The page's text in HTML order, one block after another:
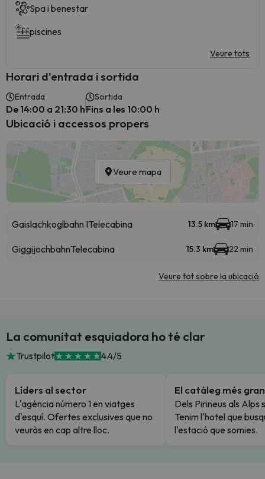
Spa i benestar
piscines
Veure tots
Horari d'entrada i sortida
Entrada
De 14:00 a 21:30 h
Sortida
Fins a les 10:00 h
Ubicació i accessos propers
Veure mapa
Gaislachkoglbahn ITelecabina 13.5 km 17 min
GiggijochbahnTelecabina 15.3 km 22 min
Veure tot sobre la ubicació
La comunitat esquiadora ho té clar
Trustpilot 4.4/5
Líders al sector
L'agència número 1 en viatges
d'esquí. Ofertes exclusives que no
veuràs en cap altre lloc.
El catàleg més gran
Dels Pirineus als Alps
Tenim l'hotel que
l'estació que somies.